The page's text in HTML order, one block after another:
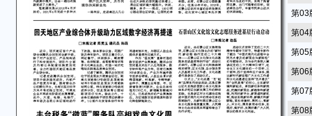
第03
第04
第05
第06
第07
第08